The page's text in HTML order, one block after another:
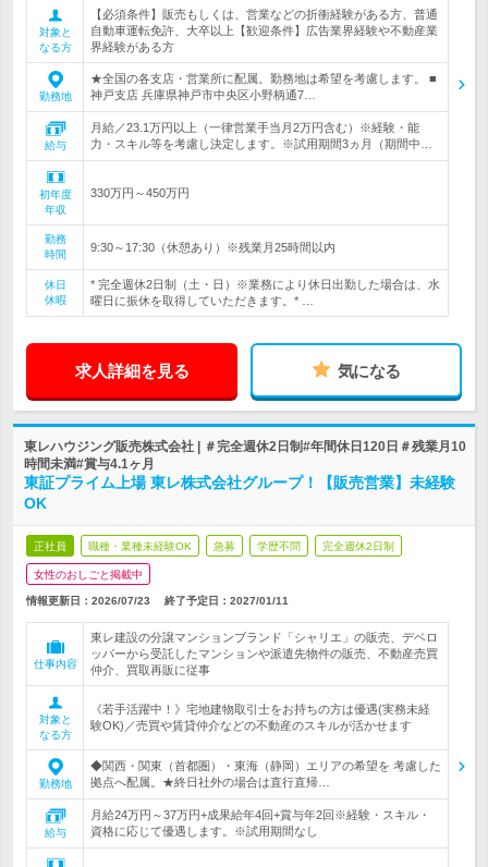
対象と
なる方
【必須条件】販売もしくは、営業などの折衝経験がある方、普通
自動車運転免許、大卒以上【歓迎条件】広告業界経験や不動産業
界経験がある方
勤務地
★全国の各支店・営業所に配属。勤務地は希望を考慮します。 ■
神戸支店 兵庫県神戸市中央区小野柄通7…
給与
月給／23.1万円以上（一律営業手当月2万円含む）※経験・能
力・スキル等を考慮し決定します。※試用期間3ヵ月（期間中…
初年度
年収
330万円～450万円
勤務
時間
9:30～17:30（休憩あり）※残業月25時間以内
休日
休暇
* 完全週休2日制（土・日）※業務により休日出勤した場合は、水
曜日に振休を取得していただきます。* …
求人詳細を見る 気になる
東レハウジング販売株式会社 | ＃完全週休2日制#年間休日120日＃残業月10
時間未満#賞与4.1ヶ月
東証プライム上場 東レ株式会社グループ！【販売営業】未経験
OK
正社員 職種・業種未経験OK 急募 学歴不問 完全週休2日制
女性のおしごと掲載中
情報更新日：2026/07/23 終了予定日： 2027/01/11
仕事内容
東レ建設の分譲マンションブランド「シャリエ」の販売、デベロ
ッパーから受託したマンションや派遣先物件の販売、不動産売買
仲介、買取再販に従事
対象と
なる方
《若手活躍中！》宅地建物取引士をお持ちの方は優遇(実務未経
験OK)／売買や賃貸仲介などの不動産のスキルが活かせます
勤務地
◆関西・関東（首都圏）・東海（静岡）エリアの希望を 考慮した
拠点へ配属。★終日社外の場合は直行直帰…
給与
月給24万円～37万円+成果給年4回+賞与年2回※経験・スキル・
資格に応じて優遇します。※試用期間なし